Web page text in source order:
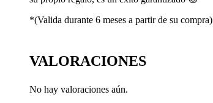
*(Valida durante 6 meses a partir de su compra)
VALORACIONES
No hay valoraciones aún.